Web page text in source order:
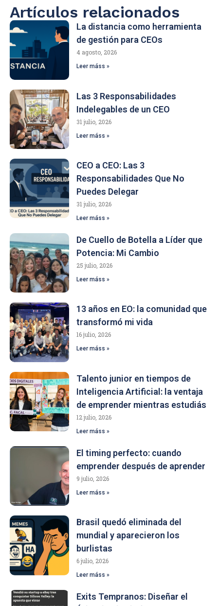
Artículos relacionados
La distancia como herramienta
de gestión para CEOs
4 agosto, 2026
Leer máss »
Las 3 Responsabilidades
Indelegables de un CEO
31 julio, 2026
Leer máss »
CEO a CEO: Las 3
Responsabilidades Que No
Puedes Delegar
31 julio, 2026
Leer máss »
De Cuello de Botella a Líder que
Potencia: Mi Cambio
25 julio, 2026
Leer máss »
13 años en EO: la comunidad que
transformó mi vida
16 julio, 2026
Leer máss »
Talento junior en tiempos de
Inteligencia Artificial: la ventaja
de emprender mientras estudiás
12 julio, 2026
Leer máss »
El timing perfecto: cuando
emprender después de aprender
9 julio, 2026
Leer máss »
Brasil quedó eliminada del
mundial y aparecieron los
burlistas
6 julio, 2026
Leer máss »
Exits Tempranos: Diseñar el